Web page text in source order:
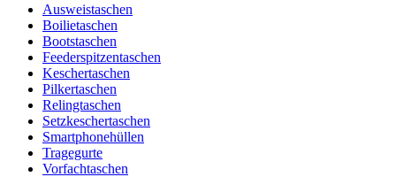
Ausweistaschen
Boilietaschen
Bootstaschen
Feederspitzentaschen
Keschertaschen
Pilkertaschen
Relingtaschen
Setzkeschertaschen
Smartphonehüllen
Tragegurte
Vorfachtaschen